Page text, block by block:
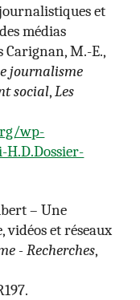
et
médias
M.-E.,
journalisme
social,Les
wp-
– Une
et réseaux
- Recherches,